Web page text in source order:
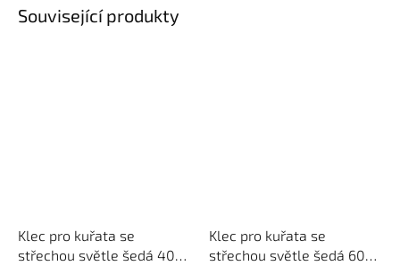
Související produkty
Klec pro kuřata se
střechou světle šedá 403
Klec pro kuřata se
střechou světle šedá 603